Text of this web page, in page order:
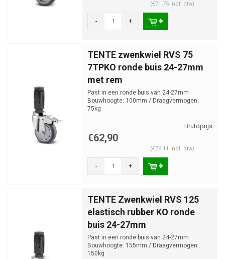
(€71,75 Incl. btw)
- +
TENTE zwenkwiel RVS 75
7TPKO ronde buis 24-27mm
met rem
Past in een ronde buis van 24-27mm
Bouwhoogte: 100mm / Draagvermogen:
75kg
€62,90
(€76,11 Incl. btw)
- +
TENTE Zwenkwiel RVS 125
elastisch rubber KO ronde
buis 24-27mm
Past in een ronde buis van 24-27mm
Bouwhoogte: 155mm / Draagvermogen:
150kg